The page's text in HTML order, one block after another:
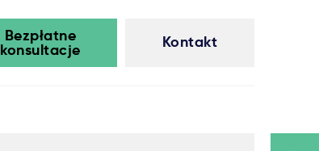
Kontakt
Bezpłatne
konsultacje